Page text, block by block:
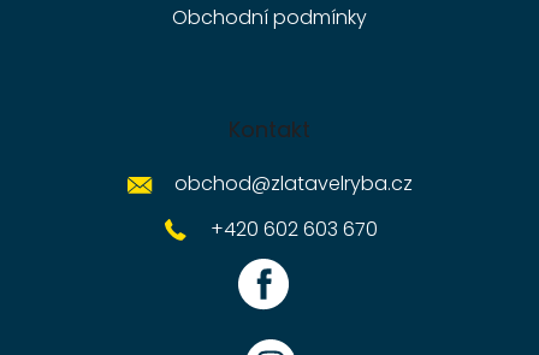
Obchodní podmínky
Kontakt
obchod@zlatavelryba.cz
+420 602 603 670